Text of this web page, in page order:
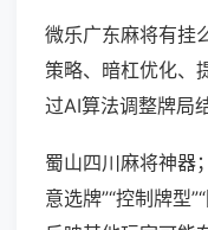
微乐广东麻将有挂
策略、暗杠优化、
过AI算法调整牌局
蜀山四川麻将神器
意选牌”“控制牌型